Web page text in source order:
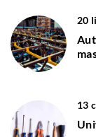
20
13